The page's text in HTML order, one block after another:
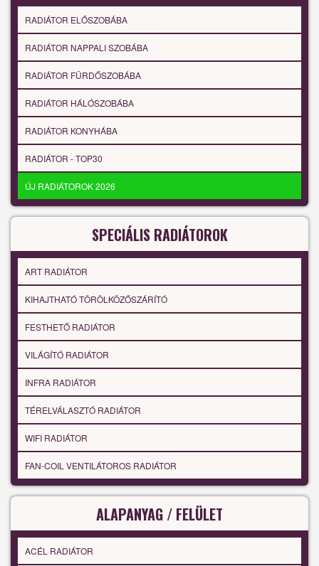
RADIÁTOR ELŐSZOBÁBA
RADIÁTOR NAPPALI SZOBÁBA
RADIÁTOR FÜRDŐSZOBÁBA
RADIÁTOR HÁLÓSZOBÁBA
RADIÁTOR KONYHÁBA
RADIÁTOR - TOP30
ÚJ RADIÁTOROK 2026
SPECIÁLIS RADIÁTOROK
ART RADIÁTOR
KIHAJTHATÓ TÖRÖLKÖZŐSZÁRÍTÓ
FESTHETŐ RADIÁTOR
VILÁGÍTÓ RADIÁTOR
INFRA RADIÁTOR
TÉRELVÁLASZTÓ RADIÁTOR
WIFI RADIÁTOR
FAN-COIL VENTILÁTOROS RADIÁTOR
ALAPANYAG / FELÜLET
ACÉL RADIÁTOR